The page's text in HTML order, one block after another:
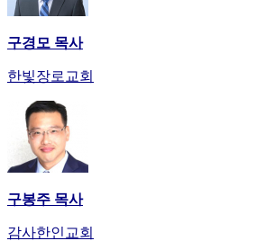
구경모 목사
한빛장로교회
구봉주 목사
감사한인교회